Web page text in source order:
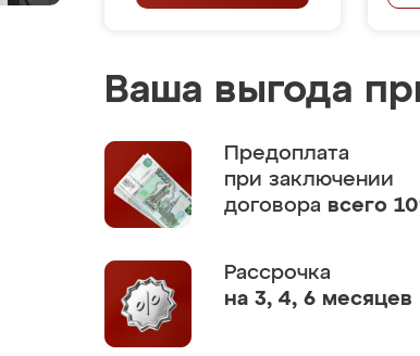
Ваша выгода
Предоплата
при заключении
договора всего
Рассрочка
на 3, 4, 6 месяцев